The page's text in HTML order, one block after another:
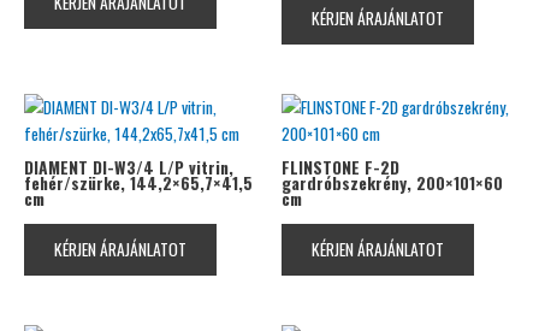
KÉRJEN ÁRAJÁNLATOT
DIAMENT DI-W3/4 L/P vitrin,
fehér/szürke, 144,2×65,7×41,5
cm
KÉRJEN ÁRAJÁNLATOT
FLINSTONE F-2D
gardróbszekrény, 200×101×60
cm
KÉRJEN ÁRAJÁNLATOT